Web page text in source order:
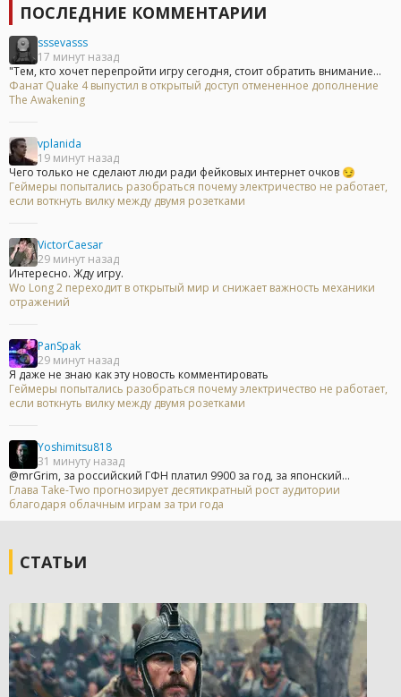
ПОСЛЕДНИЕ КОММЕНТАРИИ
sssevasss
17 минут назад
"Тем, кто хочет перепройти игру сегодня, стоит обратить внимание...
Фанат Quake 4 выпустил в открытый доступ отмененное дополнение
The Awakening
vplanida
19 минут назад
Чего только не сделают люди ради фейковых интернет очков 😏
Геймеры попытались разобраться почему электричество не работает,
если воткнуть вилку между двумя розетками
VictorCaesar
29 минут назад
Интересно. Жду игру.
Wo Long 2 переходит в открытый мир и снижает важность механики
отражений
PanSpak
29 минут назад
Я даже не знаю как эту новость комментировать
Геймеры попытались разобраться почему электричество не работает,
если воткнуть вилку между двумя розетками
Yoshimitsu818
31 минуту назад
@mrGrim, за российский ГФН платил 9900 за год, за японский...
Глава Take-Two прогнозирует десятикратный рост аудитории
благодаря облачным играм за три года
СТАТЬИ